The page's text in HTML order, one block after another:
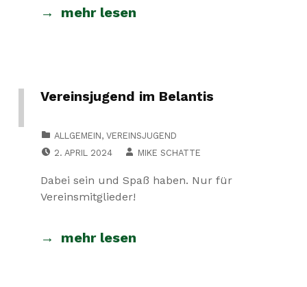
mehr lesen
Vereinsjugend im Belantis
ALLGEMEIN, VEREINSJUGEND
2. APRIL 2024
MIKE SCHATTE
Dabei sein und Spaß haben. Nur für
Vereinsmitglieder!
mehr lesen